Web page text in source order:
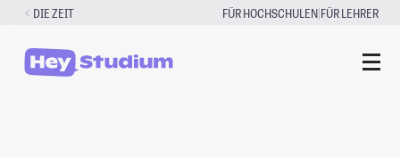
Zum
springen
DIE ZEIT FÜR HOCHSCHULEN|FÜR LEHRER